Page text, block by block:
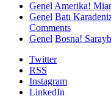
Genel Amerika!
Genel Batı
Comments
Genel Bosna!
Twitter
RSS
Instagram
LinkedIn